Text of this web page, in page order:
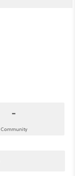
-
Community